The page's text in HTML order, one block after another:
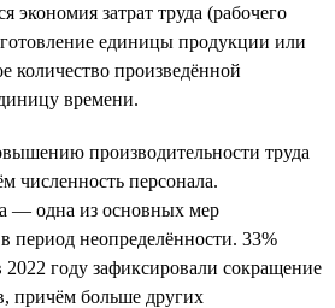
экономия затрат труда (рабочего
единицы продукции или
количество произведённой
времени.
производительности труда
численность персонала.
— одна из основных мер
период неопределённости. 33%
году зафиксировали сокращение
причём больше других